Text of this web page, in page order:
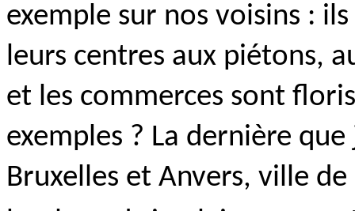
exemple sur nos voisins :
leurs centres aux piétons,
et les commerces sont
exemples ? La dernière
Bruxelles et Anvers, ville